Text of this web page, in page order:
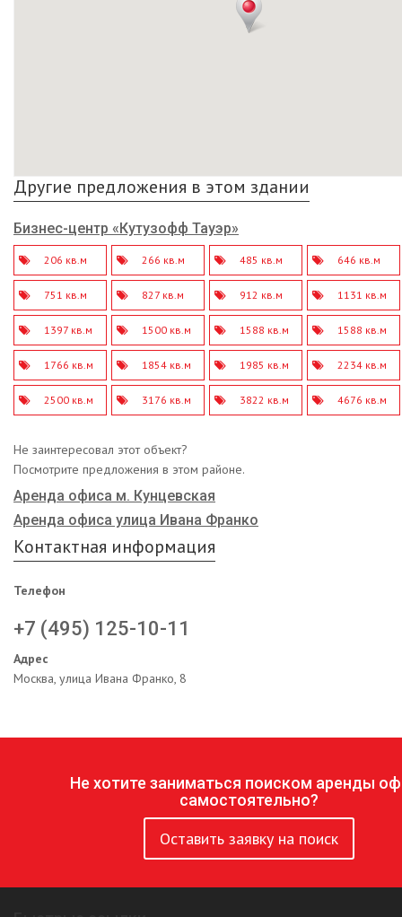
Другие предложения в этом здании
Бизнес-центр «Кутузофф Тауэр»
206 кв.м 266 кв.м 485 кв.м 646 кв.м
751 кв.м 827 кв.м 912 кв.м 1131 кв.м
1397 кв.м 1500 кв.м 1588 кв.м 1588 кв.м
1766 кв.м 1854 кв.м 1985 кв.м 2234 кв.м
2500 кв.м 3176 кв.м 3822 кв.м 4676 кв.м
Не заинтересовал этот объект?
Посмотрите предложения в этом районе.
Аренда офиса м. Кунцевская
Аренда офиса улица Ивана Франко
Контактная информация
Телефон
+7 (495) 125-10-11
Адрес
Москва, улица Ивана Франко, 8
Не хотите заниматься поиском аренды
самостоятельно?
Оставить заявку на поиск